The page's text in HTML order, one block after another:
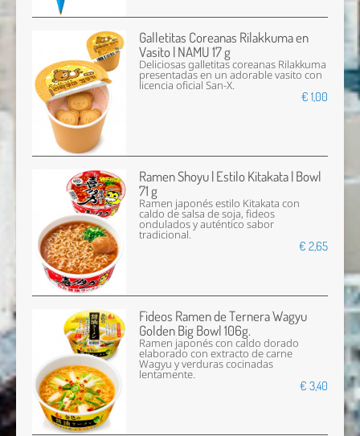
Galletitas Coreanas Rilakkuma en
Vasito | NAMU 17 g
Deliciosas galletitas coreanas Rilakkuma
presentadas en un adorable vasito con
licencia oficial San-X.
€ 1,00
Ramen Shoyu | Estilo Kitakata | Bowl
71 g
Ramen japonés estilo Kitakata con
caldo de salsa de soja, fideos
ondulados y auténtico sabor
tradicional.
€ 2,65
Fideos Ramen de Ternera Wagyu
Golden Big Bowl 106g.
Ramen japonés con caldo dorado
elaborado con extracto de carne
Wagyu y verduras cocinadas
lentamente.
€ 3,40